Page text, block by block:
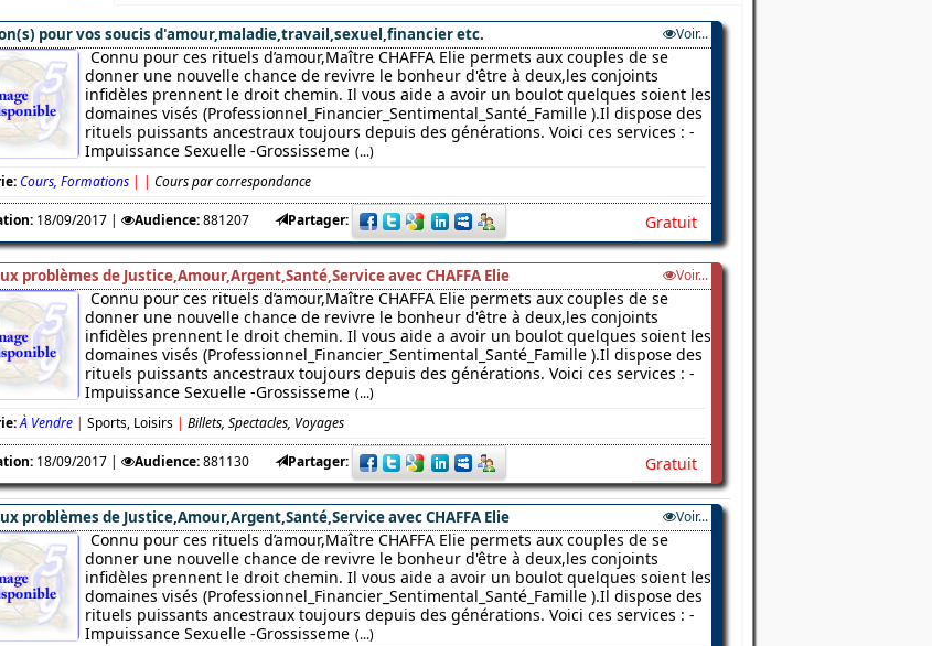
pour vos soucis d'amour,maladie,travail,sexuel,financier etc. Voir...
Connu pour ces rituels d’amour,Maître CHAFFA Elie permets aux couples de se
donner une nouvelle chance de revivre le bonheur d'être à deux,les conjoints
infidèles prennent le droit chemin. Il vous aide a avoir un boulot quelques soient les
domaines visés (Professionnel_Financier_Sentimental_Santé_Famille ).Il dispose des
rituels puissants ancestraux toujours depuis des générations. Voici ces services : -
Impuissance Sexuelle -Grossisseme (...)
Cours, Formations | | Cours par correspondance
18/09/2017| Audience: 881207 Partager: Gratuit
problèmes de Justice,Amour,Argent,Santé,Service avec CHAFFA Elie Voir...
Connu pour ces rituels d’amour,Maître CHAFFA Elie permets aux couples de se
donner une nouvelle chance de revivre le bonheur d'être à deux,les conjoints
infidèles prennent le droit chemin. Il vous aide a avoir un boulot quelques soient les
domaines visés (Professionnel_Financier_Sentimental_Santé_Famille ).Il dispose des
rituels puissants ancestraux toujours depuis des générations. Voici ces services : -
Impuissance Sexuelle -Grossisseme (...)
À Vendre | Sports, Loisirs | Billets, Spectacles, Voyages
18/09/2017| Audience: 881130 Partager: Gratuit
problèmes de Justice,Amour,Argent,Santé,Service avec CHAFFA Elie Voir...
Connu pour ces rituels d’amour,Maître CHAFFA Elie permets aux couples de se
donner une nouvelle chance de revivre le bonheur d'être à deux,les conjoints
infidèles prennent le droit chemin. Il vous aide a avoir un boulot quelques soient les
domaines visés (Professionnel_Financier_Sentimental_Santé_Famille ).Il dispose des
rituels puissants ancestraux toujours depuis des générations. Voici ces services : -
Impuissance Sexuelle -Grossisseme (...)